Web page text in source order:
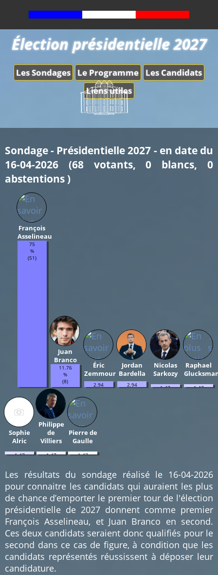
Les Sondages Le Programme
Les Candidats
Liens utiles
Élection présidentielle 2027
Sondage - Présidentielle 2027 - en date du
16-04-2026 (68 votants, 0 blancs, 0
abstentions )
François
Asselineau
75
%
(51)
Juan
Branco
11.76
%
(8)
Éric
Zemmour
2.94
Jordan
Bardella
2.94
Nicolas
Sarkozy
1.47
Raphael
1.47
Sophie
Alric
1.47
Philippe
de
Villiers
1.47
Pierre de
Gaulle
1.47
Les résultats du sondage réalisé le 16-04-2026
pour connaitre les candidats qui auraient les plus
de chance d’emporter le premier tour de l'élection
présidentielle de 2027 donnent comme premier
François Asselineau, et Juan Branco en second.
Ces deux candidats seraient donc qualifiés pour le
second dans ce cas de figure, à condition que les
candidats représentés réussissent à déposer leur
candidature.